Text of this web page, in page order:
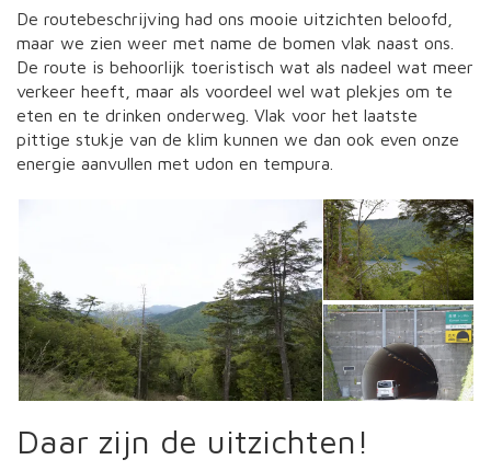
De routebeschrijving had ons mooie uitzichten beloofd,
maar we zien weer met name de bomen vlak naast ons.
De route is behoorlijk toeristisch wat als nadeel wat meer
verkeer heeft, maar als voordeel wel wat plekjes om te
eten en te drinken onderweg. Vlak voor het laatste
pittige stukje van de klim kunnen we dan ook even onze
energie aanvullen met udon en tempura.
Daar zijn de uitzichten!